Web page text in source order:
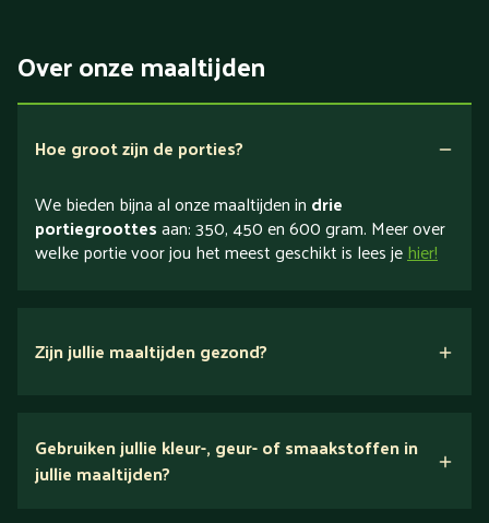
Over onze maaltijden
Hoe groot zijn de porties?
We bieden bijna al onze maaltijden in drie
portiegroottesaan: 350, 450 en 600 gram. Meer over
welke portie voor jou het meest geschikt is lees jehier!
Zijn jullie maaltijden gezond?
Gebruiken jullie kleur-, geur- of smaakstoffen in
jullie maaltijden?